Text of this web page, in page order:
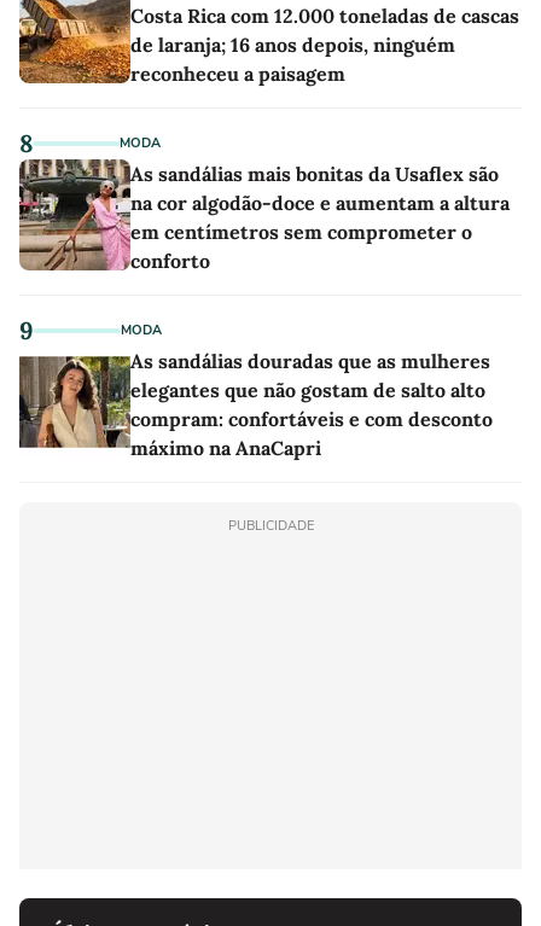
Costa Rica com 12.000 toneladas de cascas
de laranja; 16 anos depois, ninguém
reconheceu a paisagem
8 MODA
As sandálias mais bonitas da Usaflex são
na cor algodão-doce e aumentam a altura
em centímetros sem comprometer o
conforto
9 MODA
As sandálias douradas que as mulheres
elegantes que não gostam de salto alto
compram: confortáveis e com desconto
máximo na AnaCapri
PUBLICIDADE